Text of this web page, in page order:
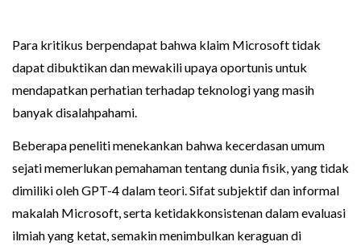
Para kritikus berpendapat bahwa klaim Microsoft tidak
dapat dibuktikan dan mewakili upaya oportunis untuk
mendapatkan perhatian terhadap teknologi yang masih
banyak disalahpahami.
Beberapa peneliti menekankan bahwa kecerdasan umum
sejati memerlukan pemahaman tentang dunia fisik, yang tidak
dimiliki oleh GPT-4 dalam teori. Sifat subjektif dan informal
makalah Microsoft, serta ketidakkonsistenan dalam evaluasi
ilmiah yang ketat, semakin menimbulkan keraguan di